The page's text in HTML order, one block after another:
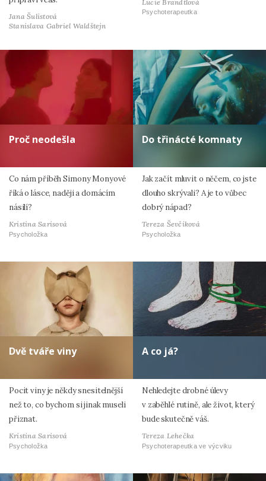
Jana Šulistová
Stanislava Gabriel Waldštejn
Lucie Brandtlová
Psychoterapeutka
Proč neodešla
Co nám příběh Simony Monyové
říká o lásce, naději a domácím
násilí?
Kristina Sarisová
Psycholožka
Do třinácté komnaty
Jak začít mluvit o něčem, co jste
dlouho skrývali? A je to vůbec
dobrý nápad?
Tereza Ševčíková
Psycholožka
Dvě tváře viny
Pocit viny je někdy snesitelnější
než to, co bychom si jinak museli
přiznat.
Kristina Sarisová
Psycholožka
A co já?
Nehledejte drobné úlevy
v zaběhlé rutině, ale život, který
bude skutečně váš.
Tereza Lehečka
Psychoterapeutka ve výcviku